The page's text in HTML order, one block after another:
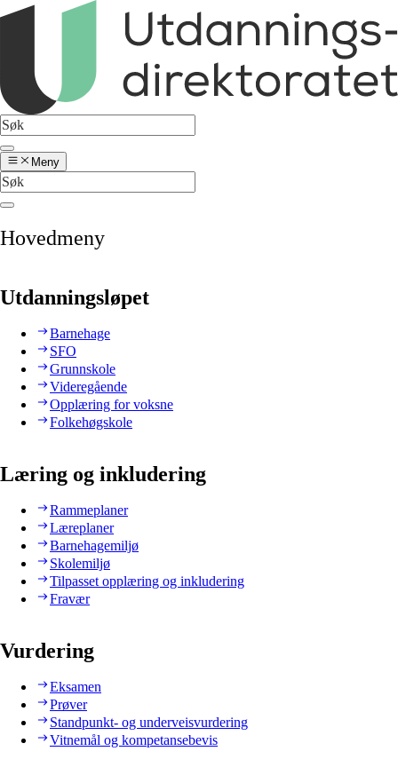
Meny
Hovedmeny
Utdanningsløpet
Barnehage
SFO
Grunnskole
Videregående
Opplæring for voksne
Folkehøgskole
Læring og inkludering
Rammeplaner
Læreplaner
Barnehagemiljø
Skolemiljø
Tilpasset opplæring og inkludering
Fravær
Vurdering
Eksamen
Prøver
Standpunkt- og underveisvurdering
Vitnemål og kompetansebevis